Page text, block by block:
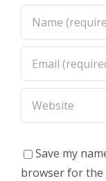
Save my
browser for the